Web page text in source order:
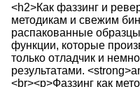
<h2>Как фаззинг и
методикам и свежим
распакованные
функции, которые
только отладчик и
результатами.
<br><p>Фаззинг как